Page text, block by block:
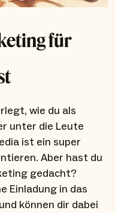
für
wie du als
unter die Leute
ist ein super
Aber hast du
gedacht?
Einladung in das
können dir dabei